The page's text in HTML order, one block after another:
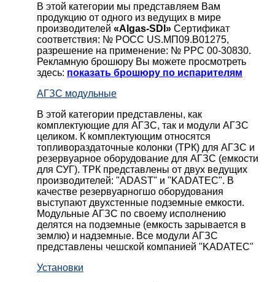
В этой категории мы представляем Вам
продукцию от одного из ведущих в мире
производителей «Algas-SDI» Сертификат
соответствия: № РОСС US.МП09.В01275,
разрешение на применение: № РРС 00-30830.
Рекламную брошюру Вы можете просмотреть
здесь: показать брошюру по испарителям
АГЗС модульные
В этой категории представлены, как
комплектующие для АГЗС, так и модули АГЗС
целиком. К комплектующим относятся
топливораздаточные колонки (ТРК) для АГЗС и
резервуарное оборудование для АГЗС (емкости
для СУГ). ТРК представлены от двух ведущих
производителей: "ADAST" и "KADATEC". В
качестве резервуарногшо оборудования
выступают двухстенные подземные емкости.
Модульные АГЗС по своему исполнению
делятся на подземные (емкость зарывается в
землю) и надземные. Все модули АГЗС
представлены чешской компанией "KADATEC"
Установки